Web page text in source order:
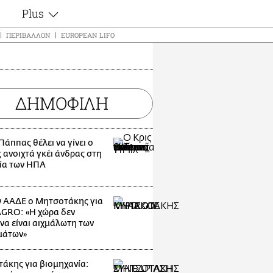
Plus
Θέματα
Ζώδια
Εξομολογήσεις
Blogs
Οι Αθηναίοι
Απώλειες
ΠΕΡΙΒΆΛΛΟΝ EUROPEAN LIFO
ΔΗΜΟΦΙΛΗ
θέλει να γίνει ο
γκέι άνδρας στη
των ΗΠΑ
ΑΑΔΕ ο Μητσοτάκης για
«Η χώρα δεν
είναι αιχμάλωτη των
για βιομηχανία: